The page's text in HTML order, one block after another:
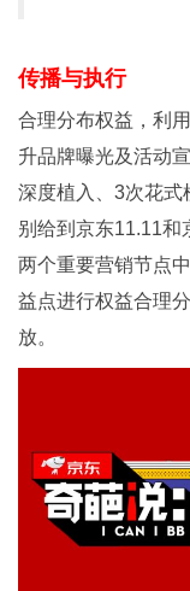
传播与执行
合理分布权益，利
升品牌曝光及活动
深度植入、3次花式
别给到京东11.11和
两个重要营销节点
益点进行权益合理
放。